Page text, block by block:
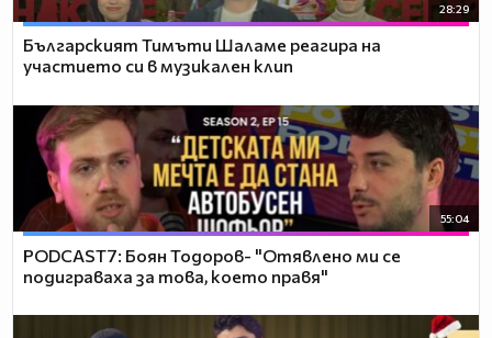
28:29
Българският Тимъти Шаламе реагира на
участието си в музикален клип
55:04
PODCAST7: ‪Боян Тодоров- "Отявлено ми се
подиграваха за това, което правя"